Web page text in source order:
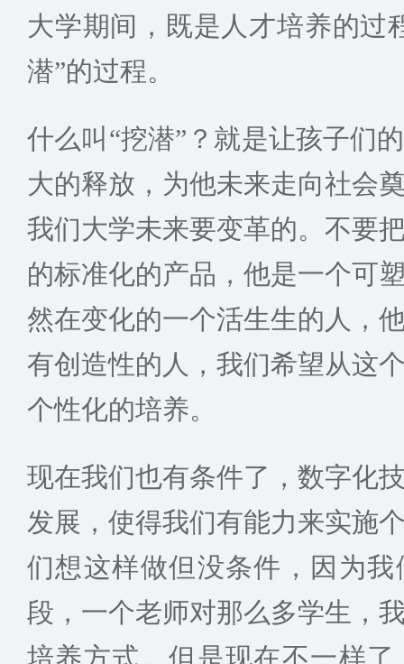
大学期间，既是人才培养的过
潜”的过程。
什么叫“挖潜”？就是让孩子们
大的释放，为他未来走向社会
我们大学未来要变革的。不要
的标准化的产品，他是一个可
然在变化的一个活生生的人，
有创造性的人，我们希望从这
个性化的培养。
现在我们也有条件了，数字化
发展，使得我们有能力来实施
们想这样做但没条件，因为
段，一个老师对那么多学生，
培养方式。但是现在不一样